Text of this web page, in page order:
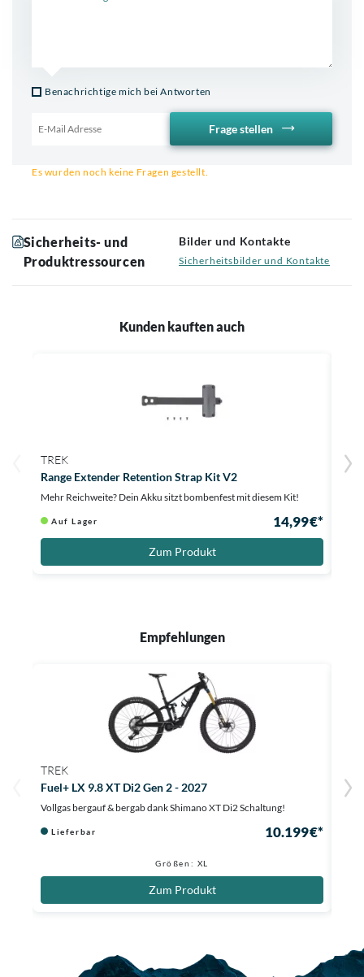
Benachrichtige mich bei Antworten
Frage stellen
Es wurden noch keine Fragen gestellt.
Sicherheits- und
Produktressourcen
Bilder und Kontakte
Sicherheitsbilder und Kontakte
Kunden kauften auch
TREK
Range Extender Retention Strap Kit V2
Mehr Reichweite? Dein Akku sitzt bombenfest mit diesem Kit!
Auf Lager 14,99 €*
Zum Produkt
TQ
Empfehlungen
TREK
Fuel+ LX 9.8 XT Di2 Gen 2 - 2027
Vollgas bergauf & bergab dank Shimano XT Di2 Schaltung!
Lieferbar 10.199 €*
Größen: XL
Zum Produkt